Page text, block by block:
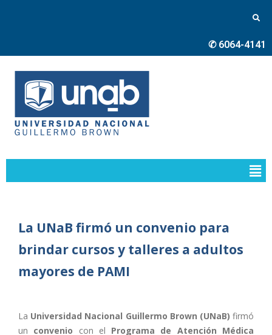
✆ 6064-4141
La UNaB firmó un convenio para
brindar cursos y talleres a adultos
mayores de PAMI
La Universidad Nacional Guillermo Brown (UNaB) firmó
un convenio con el Programa de Atención Médica